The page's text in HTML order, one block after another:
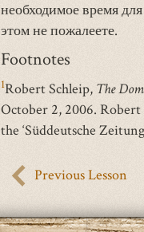
необходимое время
этом не пожалеете.
Footnotes
1Robert Schleip, The
October 2, 2006. Robert
the ‘Süddeutsche
Previous Lesson